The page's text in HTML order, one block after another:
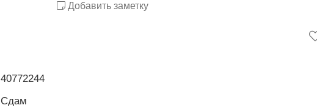
Добавить заметку
40772244
Сдам